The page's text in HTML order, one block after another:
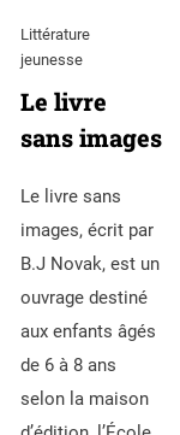
Littérature
jeunesse
Le livre
sans images
Le livre sans
images, écrit par
B.J Novak, est un
ouvrage destiné
aux enfants âgés
de 6 à 8 ans
selon la maison